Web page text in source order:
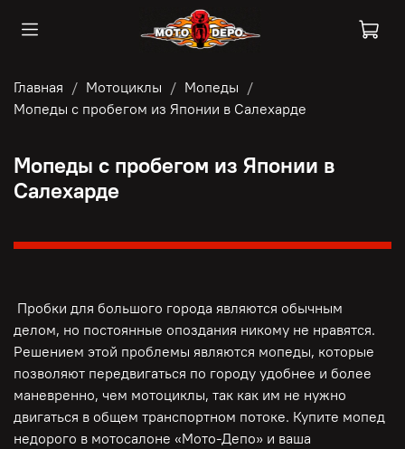
Главная Мотоциклы
Мопеды
Мопеды с пробегом из Японии в Салехарде
Мопеды с пробегом из Японии в
Салехарде
Пробки для большого города являются обычным
делом, но постоянные опоздания никому не нравятся.
Решением этой проблемы являются мопеды, которые
позволяют передвигаться по городу удобнее и более
маневренно, чем мотоциклы, так как им не нужно
двигаться в общем транспортном потоке. Купите мопед
недорого в мотосалоне «Мото-Депо» и ваша